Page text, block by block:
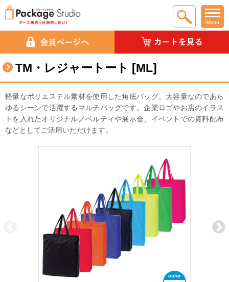
Menu
TM・レジャートート [ML]
軽量なポリエステル素材を使用した角底バッグ。大容量なのであら
ゆるシーンで活躍するマルチバッグです。企業ロゴやお店のイラス
トを入れたオリジナルノベルティや展示会、イベントでの資料配布
などとしてご活用いただけます。